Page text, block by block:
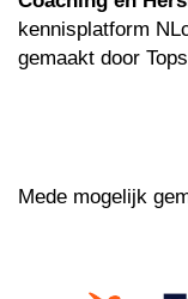
kennisplatform
gemaakt door
Mede mogelijk